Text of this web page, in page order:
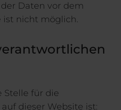
Daten vor dem
nicht möglich.
Stelle für die
dieser Website ist: